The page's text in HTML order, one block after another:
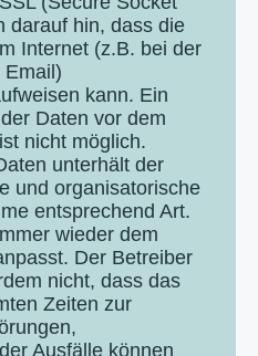
darauf hin, dass die
Internet (z.B. bei der
Email)
kann. Ein
Daten vor dem
nicht möglich.
unterhält der
und organisatorische
entsprechend Art.
wieder dem
Der Betreiber
nicht, dass das
Zeiten zur
Ausfälle können